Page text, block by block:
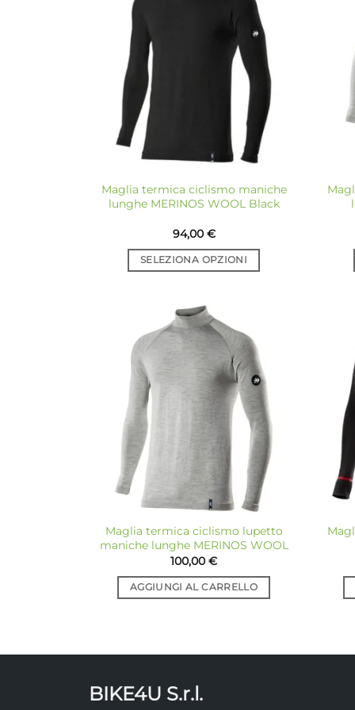
Aggiungi
alla lista
dei
desideri
Maglia termica ciclismo maniche
lunghe MERINOS WOOL Black
94,00€
SELEZIONA OPZIONI
ha
più
varianti.
opzioni
possono
essere
scelte
nella
pagina
del
Aggiungi
alla lista
dei
desideri
Maglia termica ciclismo lupetto
maniche lunghe MERINOS WOOL
100,00€
AGGIUNGI AL CARRELLO
BIKE4U S.r.l.